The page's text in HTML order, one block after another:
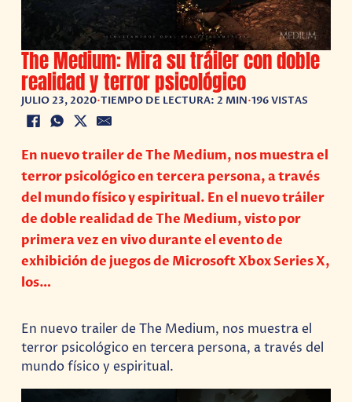
The Medium: Mira su tráiler con doble
realidad y terror psicológico
JULIO 23, 2020•TIEMPO DE LECTURA: 2 MIN•196 VISTAS
En nuevo trailer de The Medium, nos muestra el
terror psicológico en tercera persona, a través
del mundo físico y espiritual. En el nuevo tráiler
de doble realidad de The Medium, visto por
primera vez en vivo durante el evento de
exhibición de juegos de Microsoft Xbox Series X,
los…
En nuevo trailer de The Medium, nos muestra el
terror psicológico en tercera persona, a través del
mundo físico y espiritual.